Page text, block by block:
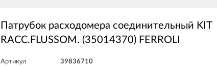
FERROLI DIVAproject F24
FERROLI DIVAtech D F24
FERROLI DIVAtech D F32
FERROLI DIVAtech D HF24
Патрубок расходомера соединительный KIT
RACC.FLUSSOM. (35014370) FERROLI
Артикул 39836710